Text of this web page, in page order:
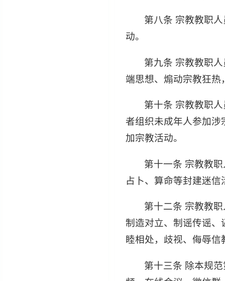
第八条 宗教教职
动。
第九条 宗教教职
端思想、煽动宗教狂
第十条 宗教教职
者组织未成年人参加涉
加宗教活动。
第十一条 宗教教
占卜、算命等封建迷信
第十二条 宗教教
制造对立、制谣传谣、
睦相处，歧视、侮辱
第十三条 除本规